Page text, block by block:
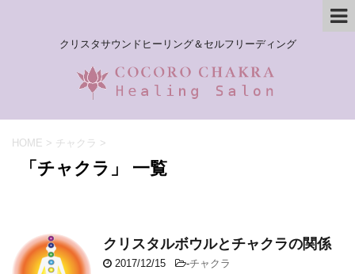
クリスタサウンドヒーリング＆セルフリーディング
HOME > チャクラ >
「チャクラ」 一覧
クリスタルボウルとチャクラの関係
2017/12/15 -チャクラ